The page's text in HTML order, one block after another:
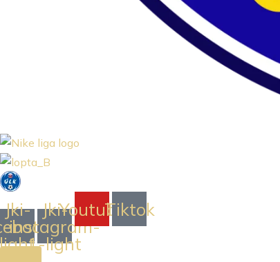
Jki-
light
Jki-
instagram-
1-light
YoutubeTiktok